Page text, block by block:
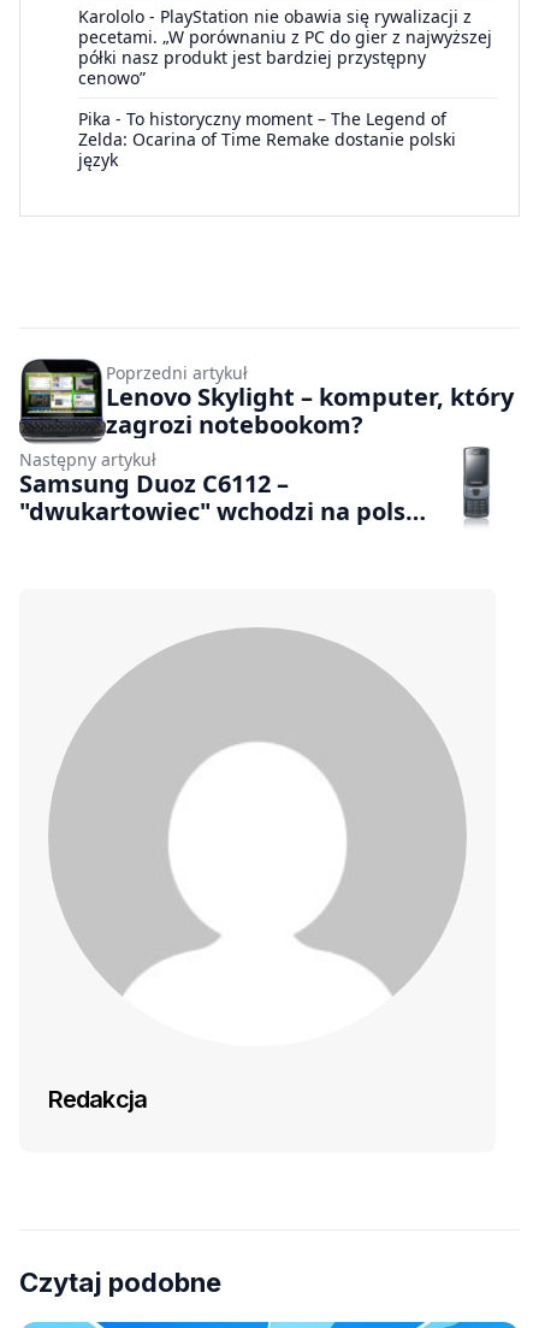
Karololo - PlayStation nie obawia się rywalizacji z
pecetami. „W porównaniu z PC do gier z najwyższej
półki nasz produkt jest bardziej przystępny
cenowo”
Pika - To historyczny moment – The Legend of
Zelda: Ocarina of Time Remake dostanie polski
język
Poprzedni artykuł
Lenovo Skylight – komputer, który
zagrozi notebookom?
Następny artykuł
Samsung Duoz C6112 –
"dwukartowiec" wchodzi na polski
Redakcja
Czytaj podobne